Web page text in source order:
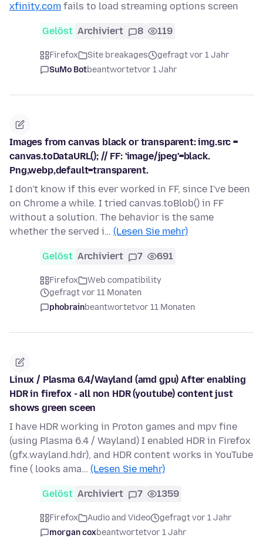
xfinity.com fails to load streaming options screen
Gelöst Archiviert 8 119
Firefox Site breakages
gefragt vor 1 Jahr
SuMo Botbeantwortetvor 1 Jahr
Images from canvas black or transparent: img.src =
canvas.toDataURL(); // FF: 'image/jpeg'=black.
Png,webp,default=transparent.
I don't know if this ever worked in FF, since I've been
on Chrome a while. I tried canvas.toBlob() in FF
without a solution. The behavior is the same
whether the served i… (Lesen Sie mehr)
Gelöst Archiviert 7 691
Firefox
Web compatibility
gefragt vor 11 Monaten
phobrainbeantwortetvor 11 Monaten
Linux / Plasma 6.4/Wayland (amd gpu) After enabling
HDR in firefox - all non HDR (youtube) content just
shows green sceen
I have HDR working in Proton games and mpv fine
(using Plasma 6.4 / Wayland) I enabled HDR in Firefox
(gfx.wayland.hdr), and HDR content works in YouTube
fine ( looks ama… (Lesen Sie mehr)
Gelöst Archiviert 7 1359
Firefox Audio and Video
gefragt vor 1 Jahr
morgan coxbeantwortetvor 1 Jahr